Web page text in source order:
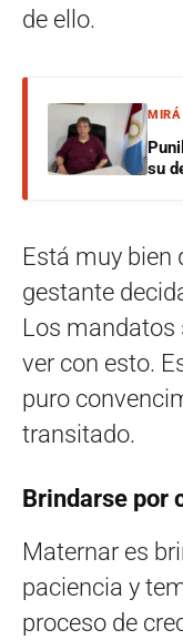
de ello.
MIRÁ
su
Está muy bien
gestante
Los mandatos
ver con esto.
puro
transitado.
Brindarse por
Maternar es
paciencia y
proceso de